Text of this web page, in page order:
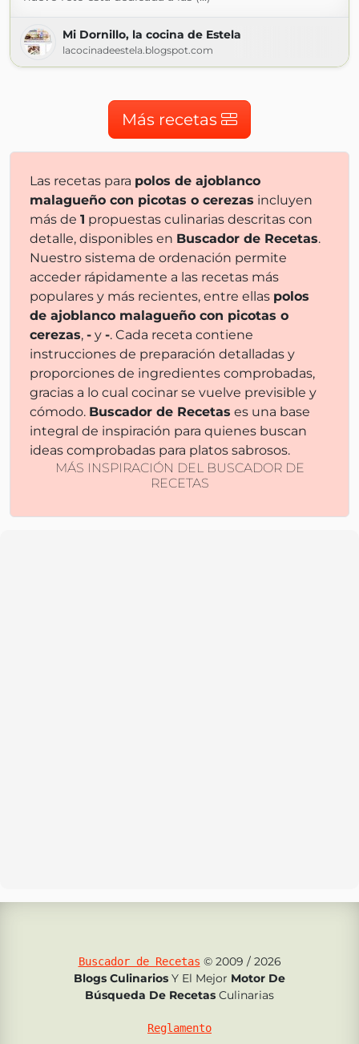
Mi Dornillo, la cocina de Estela
lacocinadeestela.blogspot.com
Más recetas
Las recetas para polos de ajoblanco
malagueño con picotas o cerezas incluyen
más de 1 propuestas culinarias descritas con
detalle, disponibles en Buscador de Recetas.
Nuestro sistema de ordenación permite
acceder rápidamente a las recetas más
populares y más recientes, entre ellas polos
de ajoblanco malagueño con picotas o
cerezas, - y -. Cada receta contiene
instrucciones de preparación detalladas y
proporciones de ingredientes comprobadas,
gracias a lo cual cocinar se vuelve previsible y
cómodo. Buscador de Recetas es una base
integral de inspiración para quienes buscan
ideas comprobadas para platos sabrosos.
MÁS INSPIRACIÓN DEL BUSCADOR DE
RECETAS
Buscador de Recetas © 2009 / 2026
Blogs Culinarios Y El Mejor Motor De
Búsqueda De Recetas Culinarias
Reglamento